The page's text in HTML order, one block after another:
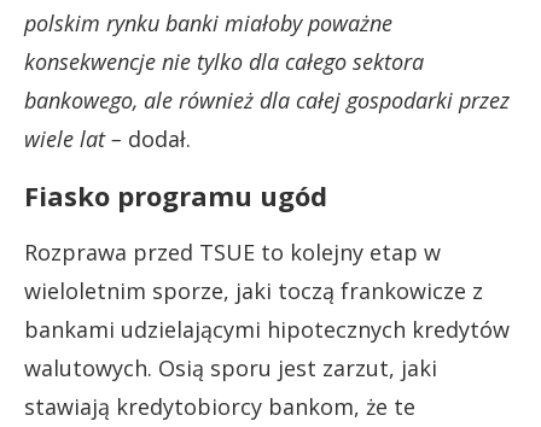
polskim rynku banki miałoby poważne
konsekwencje nie tylko dla całego sektora
bankowego, ale również dla całej gospodarki przez
wiele lat – dodał.
Fiasko programu ugód
Rozprawa przed TSUE to kolejny etap w
wieloletnim sporze, jaki toczą frankowicze z
bankami udzielającymi hipotecznych kredytów
walutowych. Osią sporu jest zarzut, jaki
stawiają kredytobiorcy bankom, że te